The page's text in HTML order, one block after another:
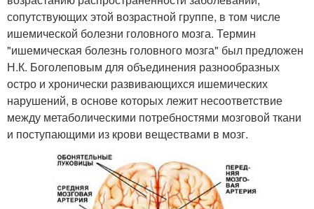
сопутствующих этой возрастной группе, в том числе
ишемической болезни головного мозга. Термин
"ишемическая болезнь головного мозга" был предложен
Н.К. Боголеповым для объединения разнообразных
остро и хронически развивающихся ишемических
нарушений, в основе которых лежит несоответствие
между метаболическими потребностями мозговой ткани
и поступающими из крови веществами в мозг.